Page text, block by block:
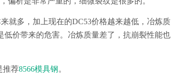
就多，加上现在的DC53价格越来越低，冶炼质
价带来的危害。冶炼质量差了，抗崩裂性能也
推荐8566模具钢。